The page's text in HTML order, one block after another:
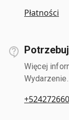
Płatności
Więcej
Wydarzenie.